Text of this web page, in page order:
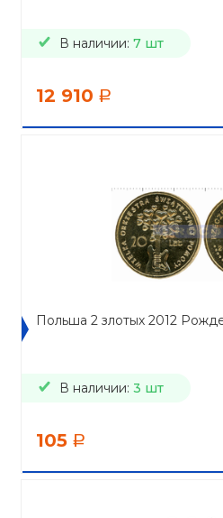
В наличии: 7 шт
12 910 a
Польша 2 злотых 2012
В наличии: 3 шт
105 a